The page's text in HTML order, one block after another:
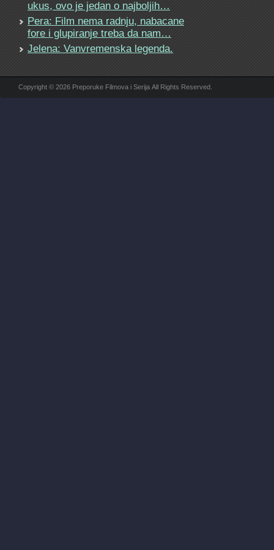
ukus, ovo je jedan o najboljih…
Pera: Film nema radnju, nabacane
fore i glupiranje treba da nam…
Jelena: Vanvremenska legenda.
Copyright © 2026 Preporuke Filmova i Serija All Rights Reserved.